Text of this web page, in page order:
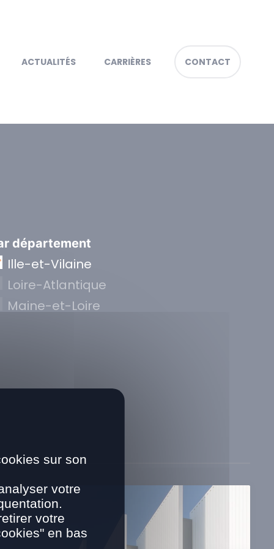
ACTUALITÉS CARRIÈRES CONTACT
département
Ille-et-Vilaine
Loire-Atlantique
Maine-et-Loire
sur son
votre
votre
en bas